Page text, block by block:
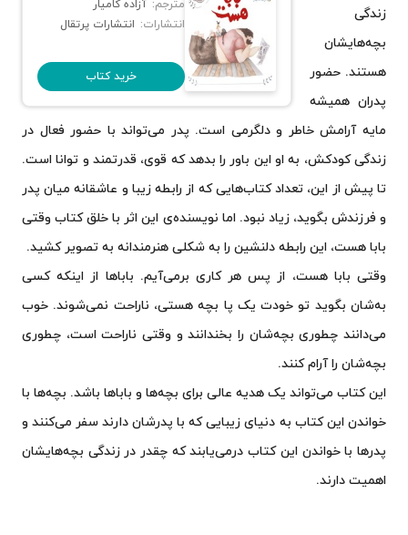
مترجم: آزاده کامیار
انتشارات: انتشارات پرتقال
خرید کتاب
زندگی
بچه‌هایشان
هستند. حضور
پدران همیشه
مایه آرامش خاطر و دلگرمی است. پدر می‌تواند با حضور فعال در
زندگی کودکش، به او این باور را بدهد که قوی، قدرتمند و توانا است.
تا پیش از این، تعداد کتاب‌هایی که از رابطه زیبا و عاشقانه میان پدر
و فرزندش بگوید، زیاد نبود. اما نویسنده‌ی این اثر با خلق کتاب وقتی
بابا هست، این رابطه دلنشین را به شکلی هنرمندانه به تصویر کشید.
وقتی بابا هست، از پس هر کاری برمی‌آیم. باباها از اینکه کسی
به‌شان بگوید تو خودت یک پا بچه هستی، ناراحت نمی‌شوند. خوب
می‌دانند چطوری بچه‌شان را بخندانند و وقتی ناراحت است، چطوری
بچه‌شان را آرام کنند.
این کتاب می‌تواند یک هدیه‌ عالی برای بچه‌ها و باباها باشد. بچه‌ها با
خواندن این کتاب به دنیای زیبایی که با پدرشان دارند سفر می‌کنند و
پدرها با خواندن این کتاب درمی‌یابند که چقدر در زندگی بچه‌هایشان
اهمیت دارند.